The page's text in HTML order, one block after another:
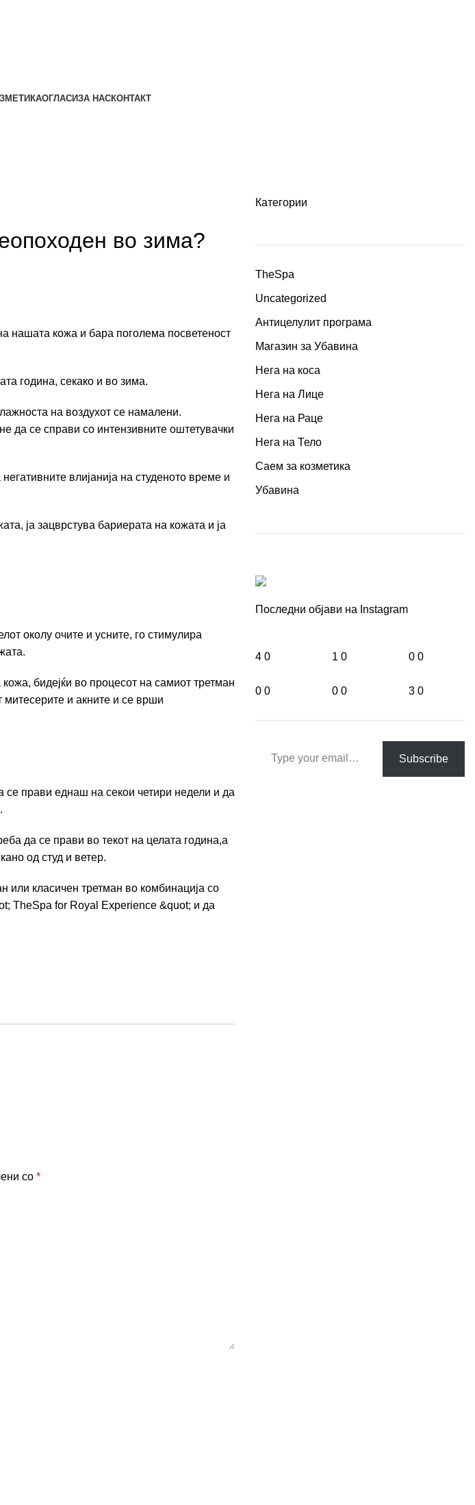
ОГЛАСИЗА НАСКОНТАКТ
во зима?
нашата кожа и бара поголема посветеност
година, секако и во зима.
на воздухот се намалени.
да се справи со интензивните оштетувачки
влијанија на студеното време и
ја зацврстува бариерата на кожата и ја
околу очите и усните, го стимулира
бидејќи во процесот на самиот третман
митесерите и акните и се врши
се прави еднаш на секои четири недели и да
да се прави во текот на целата година,а
од студ и ветер.
или класичен третман во комбинација со
TheSpa for Royal Experience &quot; и да
со *
Категории
TheSpa
Uncategorized
Антицелулит програма
Магазин за Убавина
Нега на коса
Нега на Лице
Нега на Раце
Нега на Тело
Саем за козметика
Убавина
Последни објави на Instagram
4 0 1 0 0 0
0 0 0 0 3 0
Subscribe